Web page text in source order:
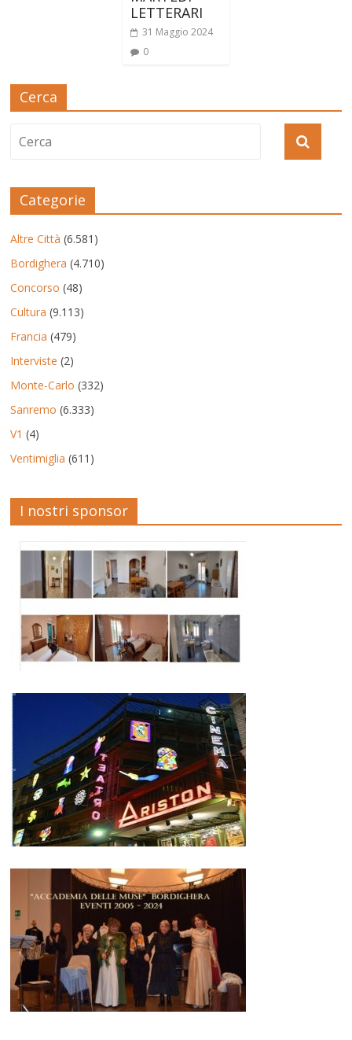
LETTERARI
31 Maggio 2024
0
Cerca
Categorie
Altre Città (6.581)
Bordighera (4.710)
Concorso (48)
Cultura (9.113)
Francia (479)
Interviste (2)
Monte-Carlo (332)
Sanremo (6.333)
V1 (4)
Ventimiglia (611)
I nostri sponsor